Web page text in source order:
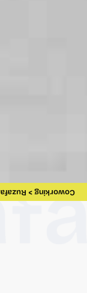
Coworking > Ruzafa